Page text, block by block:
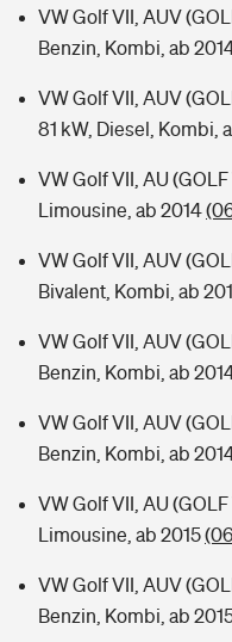
VW Golf VII, AUV
Benzin, Kombi, ab
VW Golf VII, AUV
81 kW, Diesel, Kombi,
VW Golf VII, AU (GOLF
Limousine, ab 2014
VW Golf VII, AUV
Bivalent, Kombi, ab
VW Golf VII, AUV
Benzin, Kombi, ab
VW Golf VII, AUV
Benzin, Kombi, ab
VW Golf VII, AU (GOLF
Limousine, ab 2015
VW Golf VII, AUV
Benzin, Kombi, ab